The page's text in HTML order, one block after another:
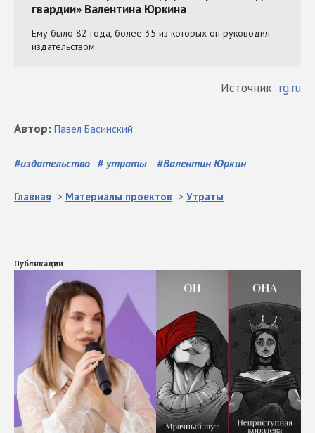
Источник: rg.ru
#издательство # утраты #Валентин Юркин
Автор: Павел Басинский
Главная > Материалы проектов > Утраты
Публикации